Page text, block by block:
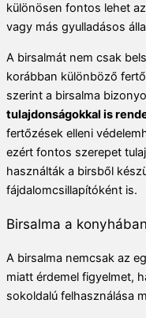
különösen fontos lehet
vagy más gyulladásos
A birsalmát nem csak
korábban különböző
szerint a birsalma
tulajdonságokkal is
fertőzések elleni
ezért fontos szerepet
használták a birsből
fájdalomcsillapítóként is.
Birsalma a konyhában
A birsalma nemcsak az
miatt érdemel figyelmet,
sokoldalú felhasználása